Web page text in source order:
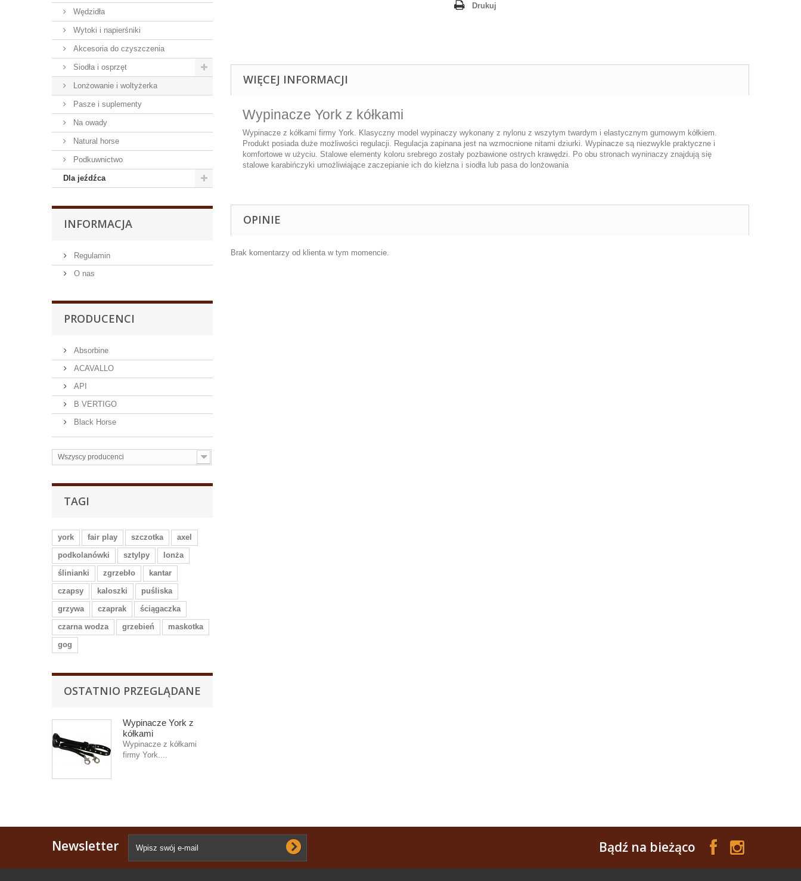
Wędzidła
Wytoki i napierśniki
Akcesoria do czyszczenia
Siodła i osprzęt
Lonżowanie i woltyżerka
Pasze i suplementy
Na owady
Natural horse
Podkuwnictwo
Dla jeźdźca
INFORMACJA
Regulamin
O nas
PRODUCENCI
Absorbine
ACAVALLO
API
B VERTIGO
Black Horse
Wszyscy producenci
TAGI
york fair play szczotka
axel
podkolanówki
sztylpy
lonża
ślinianki
zgrzebło
kantar
czapsy
kaloszki
puśliska
grzywa
czaprak
ściągaczka
czarna wodza
grzebień
maskotka
gog
OSTATNIO PRZEGLĄDANE
Wypinacze York z
kółkami
Wypinacze z kółkami
firmy York....
Drukuj
WIĘCEJ INFORMACJI
Wypinacze York z kółkami
Wypinacze z kółkami firmy York. Klasyczny model wypinaczy wykonany z nylonu z wszytym twardym i elastycznym gumowym kółkiem.
Produkt posiada duże możliwości regulacji. Regulacja zapinana jest na wzmocnione nitami dziurki. Wypinacze są niezwykle praktyczne i
komfortowe w użyciu. Stalowe elementy koloru srebrego zostały pozbawione ostrych krawędzi. Po obu stronach wyninaczy znajdują się
stalowe karabińczyki umożliwiające zaczepianie ich do kiełzna i siodła lub pasa do lonżowania
OPINIE
Brak komentarzy od klienta w tym momencie.
Newsletter Bądź na bieżąco